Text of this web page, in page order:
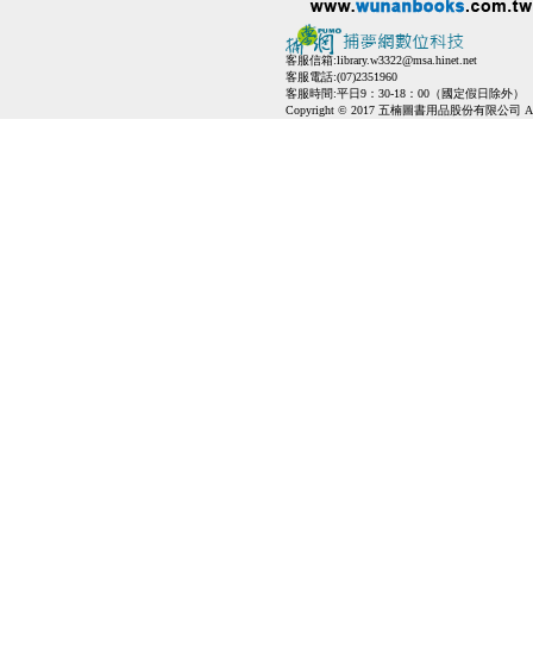
客服信箱:library.w3322@msa.hinet.net
客服電話:(07)2351960
客服時間:平日9：30-18：00（國定假日除外）
Copyright © 2017 五楠圖書用品股份有限公司